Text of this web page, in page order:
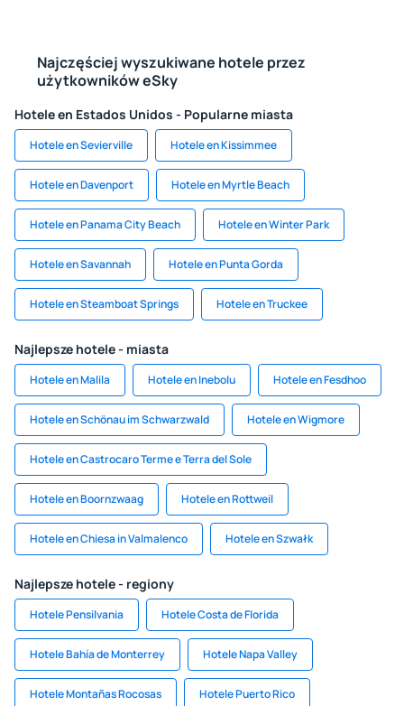
Najczęściej wyszukiwane hotele przez
użytkowników eSky
Hotele en Estados Unidos - Popularne miasta
Hotele en Sevierville Hotele en Kissimmee
Hotele en Davenport Hotele en Myrtle Beach
Hotele en Panama City Beach Hotele en Winter Park
Hotele en Savannah Hotele en Punta Gorda
Hotele en Steamboat Springs Hotele en Truckee
Najlepsze hotele - miasta
Hotele en Malila Hotele en Inebolu Hotele en Fesdhoo
Hotele en Schönau im Schwarzwald Hotele en Wigmore
Hotele en Castrocaro Terme e Terra del Sole
Hotele en Boornzwaag Hotele en Rottweil
Hotele en Chiesa in Valmalenco Hotele en Szwałk
Najlepsze hotele - regiony
Hotele Pensilvania Hotele Costa de Florida
Hotele Bahía de Monterrey Hotele Napa Valley
Hotele Montañas Rocosas Hotele Puerto Rico